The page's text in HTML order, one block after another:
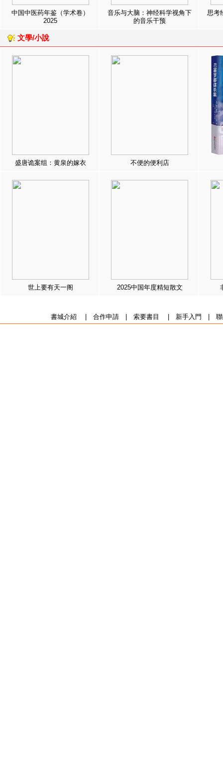
中国中医药年鉴（学术卷）
2025
音乐与大脑：神经科学视角下
的音乐干预
思考
文學/小說
盛唐诡案组：黄泉的嫁衣 不便的便利店
世上要有天一阁 2025中国年度精短散文
書城介紹 合作申請| 索要書目 新手入門